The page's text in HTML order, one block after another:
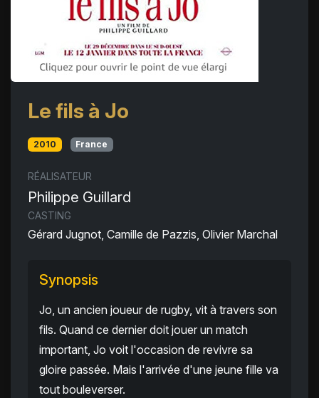
Le fils à Jo
2010 France
RÉALISATEUR
Philippe Guillard
CASTING
Gérard Jugnot, Camille de Pazzis, Olivier Marchal
Synopsis
Jo, un ancien joueur de rugby, vit à travers son
fils. Quand ce dernier doit jouer un match
important, Jo voit l'occasion de revivre sa
gloire passée. Mais l'arrivée d'une jeune fille va
tout bouleverser.